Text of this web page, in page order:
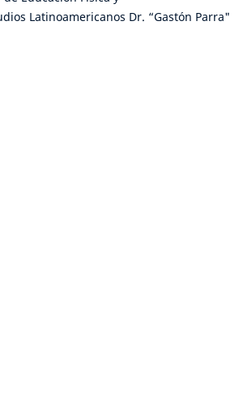
Latinoamericanos Dr. “Gastón Parra"